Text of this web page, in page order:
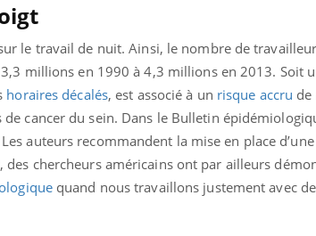
le travail de nuit. Ainsi, le nombre de
millions en 1990 à 4,3 millions en 2013. Soit
horaires décalés, est associé à un risque accru de
cancer du sein. Dans le Bulletin
auteurs recommandent la mise en place
chercheurs américains ont par ailleurs
quand nous travaillons justement avec
mentale : et si on
Youtube
dans le diabète de type 2
reçues chez les
chez les soignants.
préparer pour l’été !
L'été arrive… et avec lui,
rythme de vie ! Vacances,
soleil, activités en plein
sont ...